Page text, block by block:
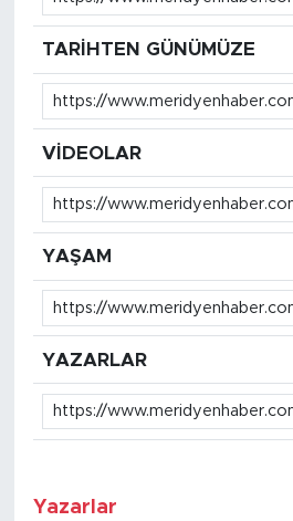
TARİHTEN GÜNÜMÜZE
VİDEOLAR
YAŞAM
YAZARLAR
Yazarlar